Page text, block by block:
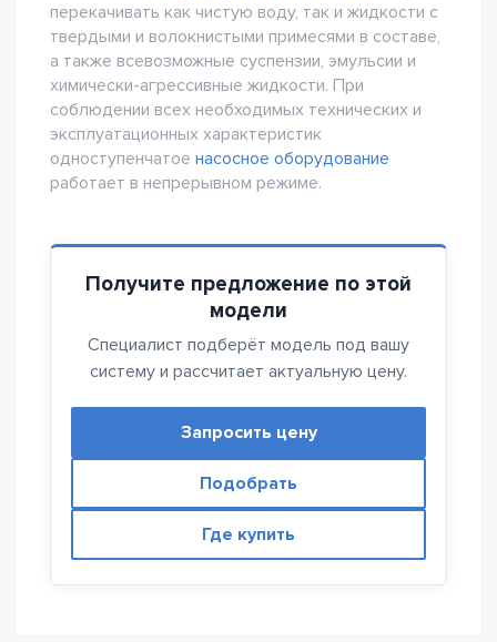
перекачивать как чистую воду, так и жидкости с
твердыми и волокнистыми примесями в составе,
а также всевозможные суспензии, эмульсии и
химически-агрессивные жидкости. При
соблюдении всех необходимых технических и
эксплуатационных характеристик
одноступенчатое насосное оборудование
работает в непрерывном режиме.
Получите предложение по этой
модели
Специалист подберёт модель под вашу
систему и рассчитает актуальную цену.
Запросить цену
Подобрать
Где купить